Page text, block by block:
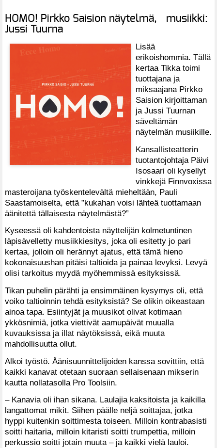
HOMO! Pirkko Saision näytelmä, musiikki:
Jussi Tuurna
Lisää
erikoishommia. Tällä
kertaa Tikka toimi
tuottajana ja
miksaajana Pirkko
Saision kirjoittaman
ja Jussi Tuurnan
säveltämän
näytelmän musiikille.
Kansallisteatterin
tuotantojohtaja Päivi
Isosaari oli kysellyt
vinkkejä Finnvoxissa
masteroijana työskentelevältä mieheltään, Pauli
Saastamoiselta, että ”kukahan voisi lähteä tuottamaan
äänitettä tällaisesta näytelmästä?”
Kyseessä oli kahdentoista näyttelijän kolmetuntinen
läpisävelletty musiikkiesitys, joka oli esitetty jo pari
kertaa, jolloin oli herännyt ajatus, että tämä hieno
kokonaisuushan pitäisi taltioida ja painaa levyksi. Levyä
olisi tarkoitus myydä myöhemmissä esityksissä.
Tikan puhelin pärähti ja ensimmäinen kysymys oli, että
voiko taltioinnin tehdä esityksistä? Se olikin oikeastaan
ainoa tapa. Esiintyjät ja muusikot olivat kotimaan
ykkösnimiä, jotka viettivät aamupäivät muualla
kuvauksissa ja illat näytöksissä, eikä muuta
mahdollisuutta ollut.
Alkoi työstö. Äänisuunnittelijoiden kanssa sovittiin, että
kaikki kanavat otetaan suoraan sellaisenaan mikserin
kautta nollatasolla Pro Toolsiin.
– Kanavia oli ihan sikana. Laulajia kaksitoista ja kaikilla
langattomat mikit. Siihen päälle neljä soittajaa, jotka
hyppi kuitenkin soittimesta toiseen. Milloin kontrabasisti
soitti haitaria, milloin kitaristi soitti trumpettia, milloin
perkussio soitti jotain muuta – ja kaikki vielä lauloi.